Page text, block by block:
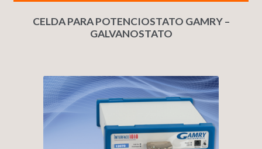
CELDA PARA POTENCIOSTATO GAMRY –
GALVANOSTATO